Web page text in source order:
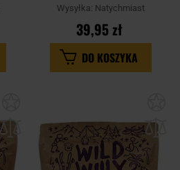
Wysyłka: Natychmiast
39,95 zł
DO KOSZYKA
schowka